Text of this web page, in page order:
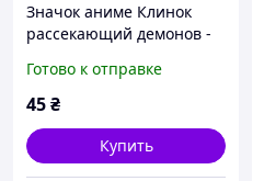
Значок аниме Клинок
рассекающий демонов -
мм (ZNBDD 0019)
Готово к отправке
45₴
Купить